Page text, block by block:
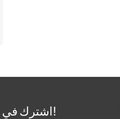
اشترك في النشرة الإخبارية المجانية!